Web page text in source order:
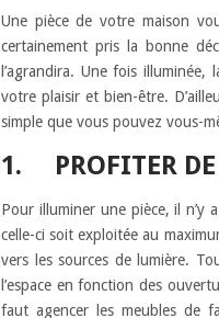
Une pièce de votre maison
certainement pris la bonne
l’agrandira. Une fois
votre plaisir et bien-être.
simple que vous pouvez vous-
1. PROFITER DE
Pour illuminer une pièce, il n’y
celle-ci soit exploitée au
vers les sources de lumière.
l’espace en fonction des
faut agencer les meubles de